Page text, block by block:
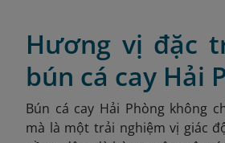
Hương vị đặc
bún cá cay Hải
Bún cá cay Hải Phòng không
mà là một trải nghiệm vị giác